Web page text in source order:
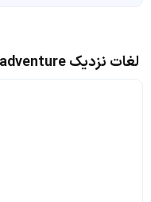
لغات نزدیک adventure